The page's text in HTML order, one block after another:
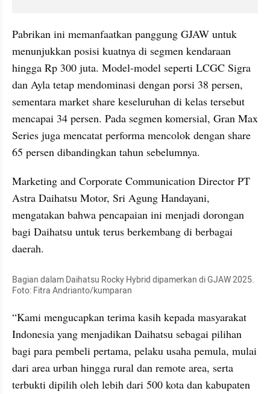
Pabrikan ini memanfaatkan panggung GJAW untuk
menunjukkan posisi kuatnya di segmen kendaraan
hingga Rp 300 juta. Model-model seperti LCGC Sigra
dan Ayla tetap mendominasi dengan porsi 38 persen,
sementara market share keseluruhan di kelas tersebut
mencapai 34 persen. Pada segmen komersial, Gran Max
Series juga mencatat performa mencolok dengan share
65 persen dibandingkan tahun sebelumnya.
Marketing and Corporate Communication Director PT
Astra Daihatsu Motor, Sri Agung Handayani,
mengatakan bahwa pencapaian ini menjadi dorongan
bagi Daihatsu untuk terus berkembang di berbagai
daerah.
Bagian dalam Daihatsu Rocky Hybrid dipamerkan di GJAW 2025.
Foto: Fitra Andrianto/kumparan
“Kami mengucapkan terima kasih kepada masyarakat
Indonesia yang menjadikan Daihatsu sebagai pilihan
bagi para pembeli pertama, pelaku usaha pemula, mulai
dari area urban hingga rural dan remote area, serta
terbukti dipilih oleh lebih dari 500 kota dan kabupaten